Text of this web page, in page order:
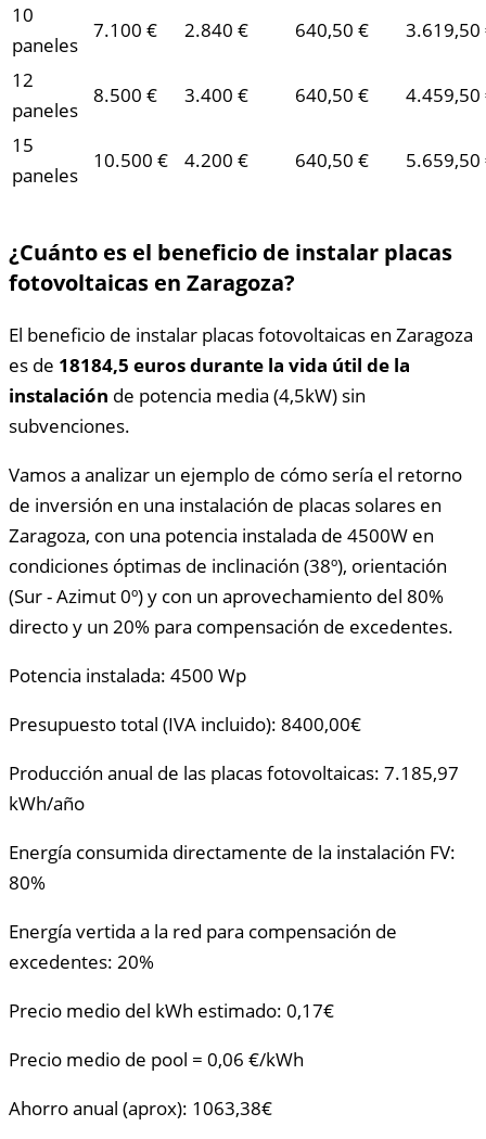
10
paneles
7.100 € 2.840 € 640,50 €
3.619,50
12
paneles
8.500 € 3.400 € 640,50 €
4.459,50
15
paneles
10.500 € 4.200 € 640,50 € 5.659,50
¿Cuánto es el beneficio de instalar placas
fotovoltaicas en Zaragoza?
El beneficio de instalar placas fotovoltaicas en Zaragoza
es de 18184,5 euros durante la vida útil de la
instalación de potencia media (4,5kW) sin
subvenciones.
Vamos a analizar un ejemplo de cómo sería el retorno
de inversión en una instalación de placas solares en
Zaragoza, con una potencia instalada de 4500W en
condiciones óptimas de inclinación (38º), orientación
(Sur - Azimut 0º) y con un aprovechamiento del 80%
directo y un 20% para compensación de excedentes.
Potencia instalada: 4500 Wp
Presupuesto total (IVA incluido): 8400,00€
Producción anual de las placas fotovoltaicas: 7.185,97
kWh/año
Energía consumida directamente de la instalación FV:
80%
Energía vertida a la red para compensación de
excedentes: 20%
Precio medio del kWh estimado: 0,17€
Precio medio de pool = 0,06 €/kWh
Ahorro anual (aprox): 1063,38€